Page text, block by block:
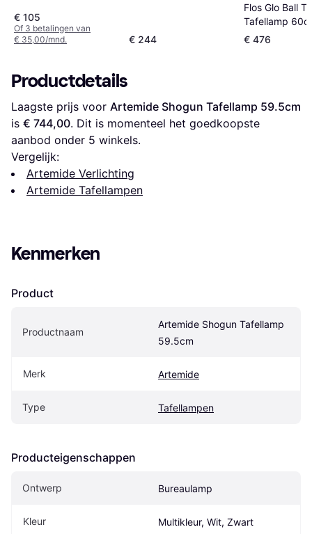
€ 105
Of 3 betalingen van
€ 35,00/mnd.
€ 244
Flos Glo Ball T1
Tafellamp
€ 476
Productdetails
Laagste prijs voor Artemide Shogun Tafellamp 59.5cm
is € 744,00. Dit is momenteel het goedkoopste
aanbod onder 5 winkels.
Vergelijk:
Artemide Verlichting
Artemide Tafellampen
Kenmerken
Product
Productnaam
Artemide Shogun Tafellamp
59.5cm
Merk Artemide
Type Tafellampen
Producteigenschappen
Ontwerp Bureaulamp
Kleur Multikleur, Wit, Zwart